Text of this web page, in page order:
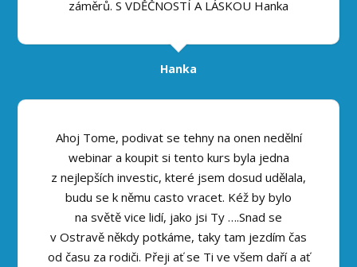
záměrů. S VDĚČNOSTÍ A LÁSKOU Hanka
Hanka
Ahoj Tome, podivat se tehny na onen nedělní
webinar a koupit si tento kurs byla jedna
z nejlepších investic, které jsem dosud udělala,
budu se k němu casto vracet. Kéž by bylo
na světě vice lidí, jako jsi Ty ….Snad se
v Ostravě někdy potkáme, taky tam jezdím čas
od času za rodiči. Přeji ať se Ti ve všem daří a ať